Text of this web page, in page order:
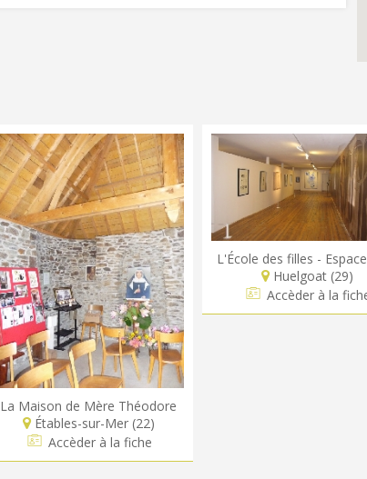
La Maison de Mère Théodore
Étables-sur-Mer (22)
Accèder à la fiche
L'École des filles -
Huelgoat (29)
Accèder à la